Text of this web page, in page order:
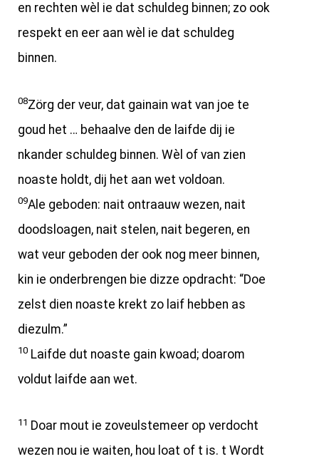
en rechten wèl ie dat schuldeg binnen; zo ook
respekt en eer aan wèl ie dat schuldeg
binnen.
08Zörg der veur, dat gainain wat van joe te
goud het … behaalve den de laifde dij ie
nkander schuldeg binnen. Wèl of van zien
noaste holdt, dij het aan wet voldoan.
09Ale geboden: nait ontraauw wezen, nait
doodsloagen, nait stelen, nait begeren, en
wat veur geboden der ook nog meer binnen,
kin ie onderbrengen bie dizze opdracht: “Doe
zelst dien noaste krekt zo laif hebben as
diezulm.”
10 Laifde dut noaste gain kwoad; doarom
voldut laifde aan wet.
11 Doar mout ie zoveulstemeer op verdocht
wezen nou ie waiten, hou loat of t is. t Wordt